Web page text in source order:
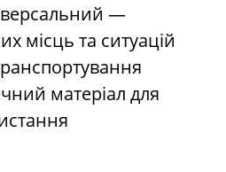
—
місць та ситуацій
матеріал для